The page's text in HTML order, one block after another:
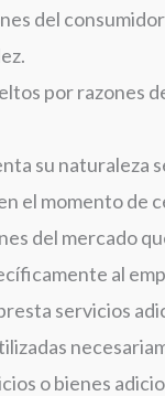
del
por razones
su naturaleza
el momento
del mercado
al
servicios
o bienes